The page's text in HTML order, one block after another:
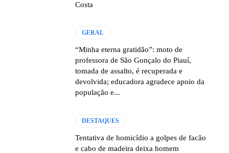
Costa
GERAL
“Minha eterna gratidão”: moto de
professora de São Gonçalo do Piauí,
tomada de assalto, é recuperada e
devolvida; educadora agradece apoio da
população e...
DESTAQUES
Tentativa de homicídio a golpes de facão
e cabo de madeira deixa homem